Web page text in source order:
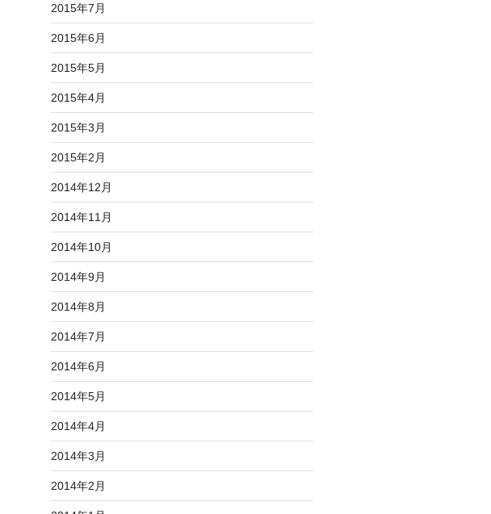
2015年7月
2015年6月
2015年5月
2015年4月
2015年3月
2015年2月
2014年12月
2014年11月
2014年10月
2014年9月
2014年8月
2014年7月
2014年6月
2014年5月
2014年4月
2014年3月
2014年2月